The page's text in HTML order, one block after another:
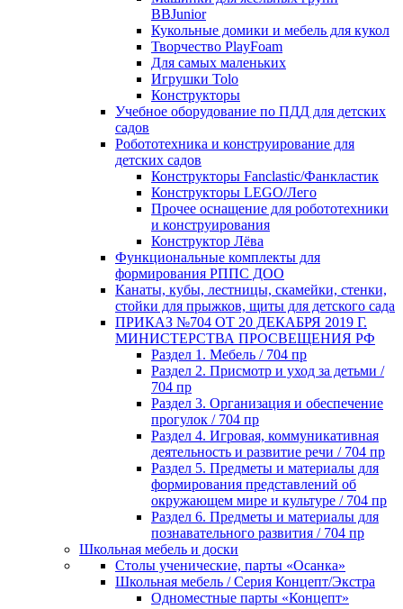
BBJunior
Кукольные домики и мебель для кукол
Творчество PlayFoam
Для самых маленьких
Игрушки Tolo
Конструкторы
Учебное оборудование по ПДД для детских
садов
Робототехника и конструирование для
детских садов
Конструкторы Fanclastic/Фанкластик
Конструкторы LEGO/Лего
Прочее оснащение для робототехники
и конструирования
Конструктор Лёва
Функциональные комплекты для
формирования РППС ДОО
Канаты, кубы, лестницы, скамейки, стенки,
стойки для прыжков, щиты для детского сада
ПРИКАЗ №704 ОТ 20 ДЕКАБРЯ 2019 Г.
МИНИСТЕРСТВА ПРОСВЕЩЕНИЯ РФ
Раздел 1. Мебель / 704 пр
Раздел 2. Присмотр и уход за детьми /
704 пр
Раздел 3. Организация и обеспечение
прогулок / 704 пр
Раздел 4. Игровая, коммуникативная
деятельность и развитие речи / 704 пр
Раздел 5. Предметы и материалы для
формирования представлений об
окружающем мире и культуре / 704 пр
Раздел 6. Предметы и материалы для
познавательного развития / 704 пр
Школьная мебель и доски
Столы ученические, парты «Осанка»
Школьная мебель / Серия Концепт/Экстра
Одноместные парты «Концепт»